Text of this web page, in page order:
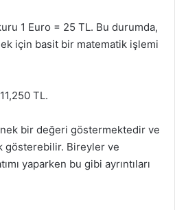
1 Euro = 25 TL. Bu durumda,
için basit bir matematik işlemi
TL.
bir değeri göstermektedir ve
gösterebilir. Bireyler ve
yaparken bu gibi ayrıntıları